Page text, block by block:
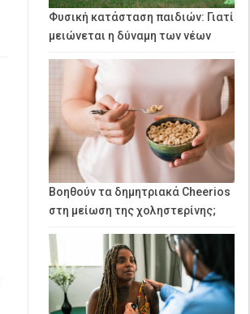
Φυσική κατάσταση παιδιών: Γιατί
μειώνεται η δύναμη των νέων
Βοηθούν τα δημητριακά Cheerios
στη μείωση της χοληστερίνης;